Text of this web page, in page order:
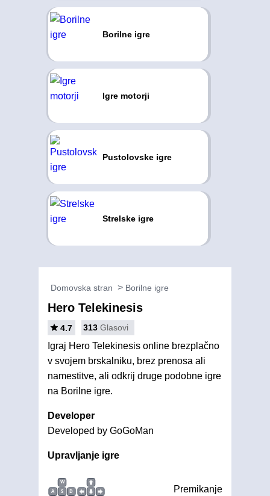
Borilne igre
Igre motorji
Pustolovske igre
Strelske igre
Domovska stran Borilne igre
Hero Telekinesis
4.7 313 Glasovi
Igraj Hero Telekinesis online brezplačno
v svojem brskalniku, brez prenosa ali
namestitve, ali odkrij druge podobne igre
na Borilne igre.
Developer
Developed by GoGoMan
Upravljanje igre
W
A
S D Premikanje